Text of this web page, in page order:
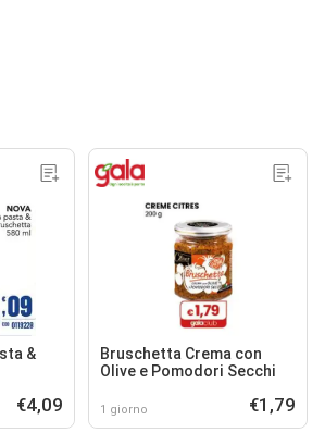
&
€4,09
Bruschetta Crema con
Olive e Pomodori Secchi
1 giorno €1,79